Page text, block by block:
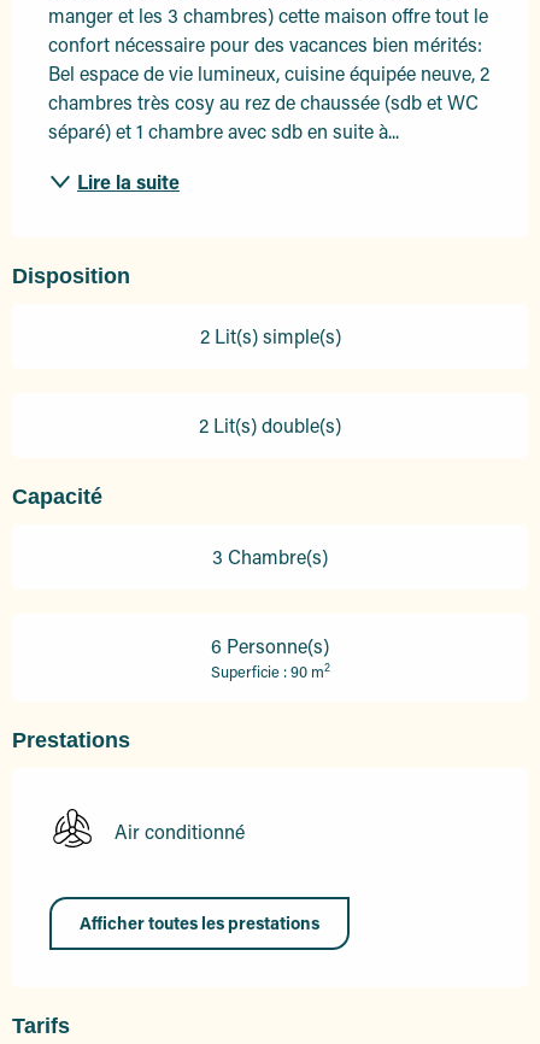
manger et les 3 chambres) cette maison offre tout le
confort nécessaire pour des vacances bien mérités:
Bel espace de vie lumineux, cuisine équipée neuve, 2
chambres très cosy au rez de chaussée (sdb et WC
séparé) et 1 chambre avec sdb en suite à...
Lire la suite
Disposition
2 Lit(s) simple(s)
2 Lit(s) double(s)
Capacité
3 Chambre(s)
6 Personne(s)
Superficie : 90 m2
Prestations
Air conditionné
Afficher toutes les prestations
Tarifs